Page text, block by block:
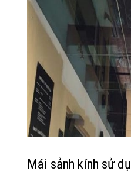
Mái sảnh kính sử